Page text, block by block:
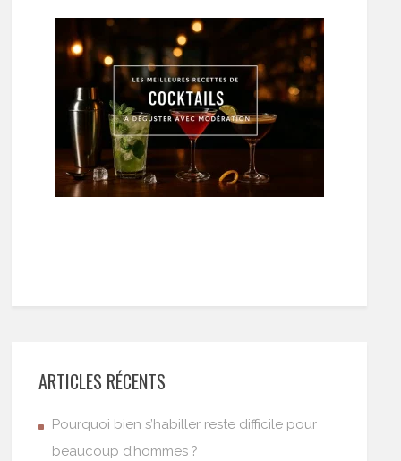
ARTICLES RÉCENTS
Pourquoi bien s’habiller reste difficile pour
beaucoup d’hommes ?